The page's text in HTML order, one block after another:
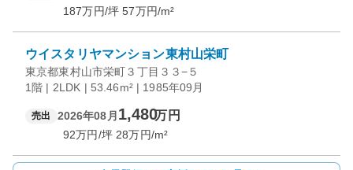
187万円/坪 57万円/m²
ウイスタリヤマンション東村山栄町
東京都東村山市栄町３丁目３３−５
1階 | 2LDK | 53.46m² | 1985年09月
売出 2026年08月 1,480万円
92万円/坪 28万円/m²